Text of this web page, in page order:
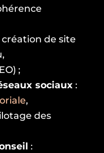
de site
;
sociaux:
,
des
: